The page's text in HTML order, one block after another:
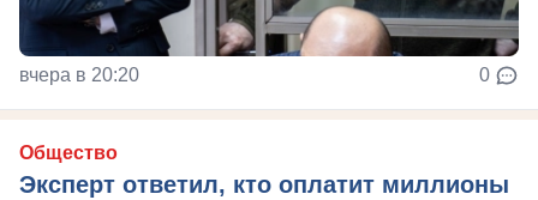
вчера в 20:20 0
Общество
Эксперт ответил, кто оплатит миллионы